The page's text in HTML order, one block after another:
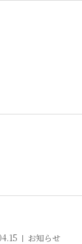
お知らせ